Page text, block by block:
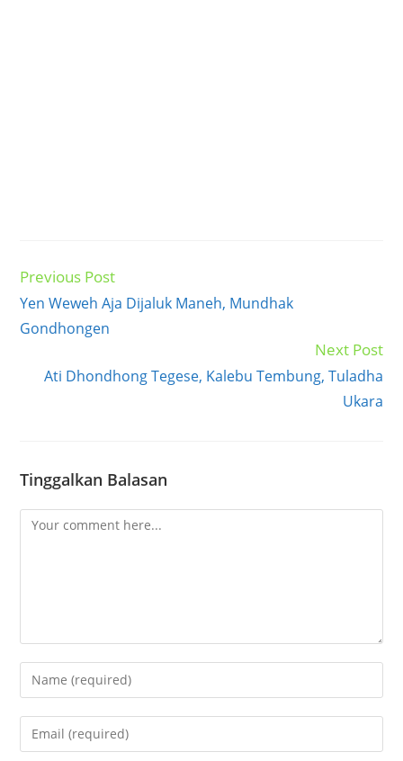
Read
articles
Previous Post
Yen Weweh Aja Dijaluk Maneh, Mundhak
Gondhongen
Next Post
Ati Dhondhong Tegese, Kalebu Tembung, Tuladha
Ukara
Tinggalkan Balasan
Comment
Enter
your
name
Enter
your